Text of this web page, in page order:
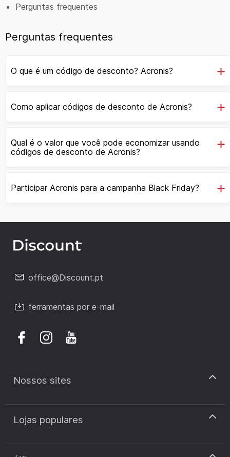
Perguntas frequentes
Perguntas frequentes
O que é um código de desconto? Acronis?
Como aplicar códigos de desconto de Acronis?
Qual é o valor que você pode economizar usando
códigos de desconto de Acronis?
Participar Acronis para a campanha Black Friday?
office@Discount.pt
ferramentas por e-mail
Nossos sites
discount.pt
discount.sk
Lojas populares
Cupão de desconto Zooplus